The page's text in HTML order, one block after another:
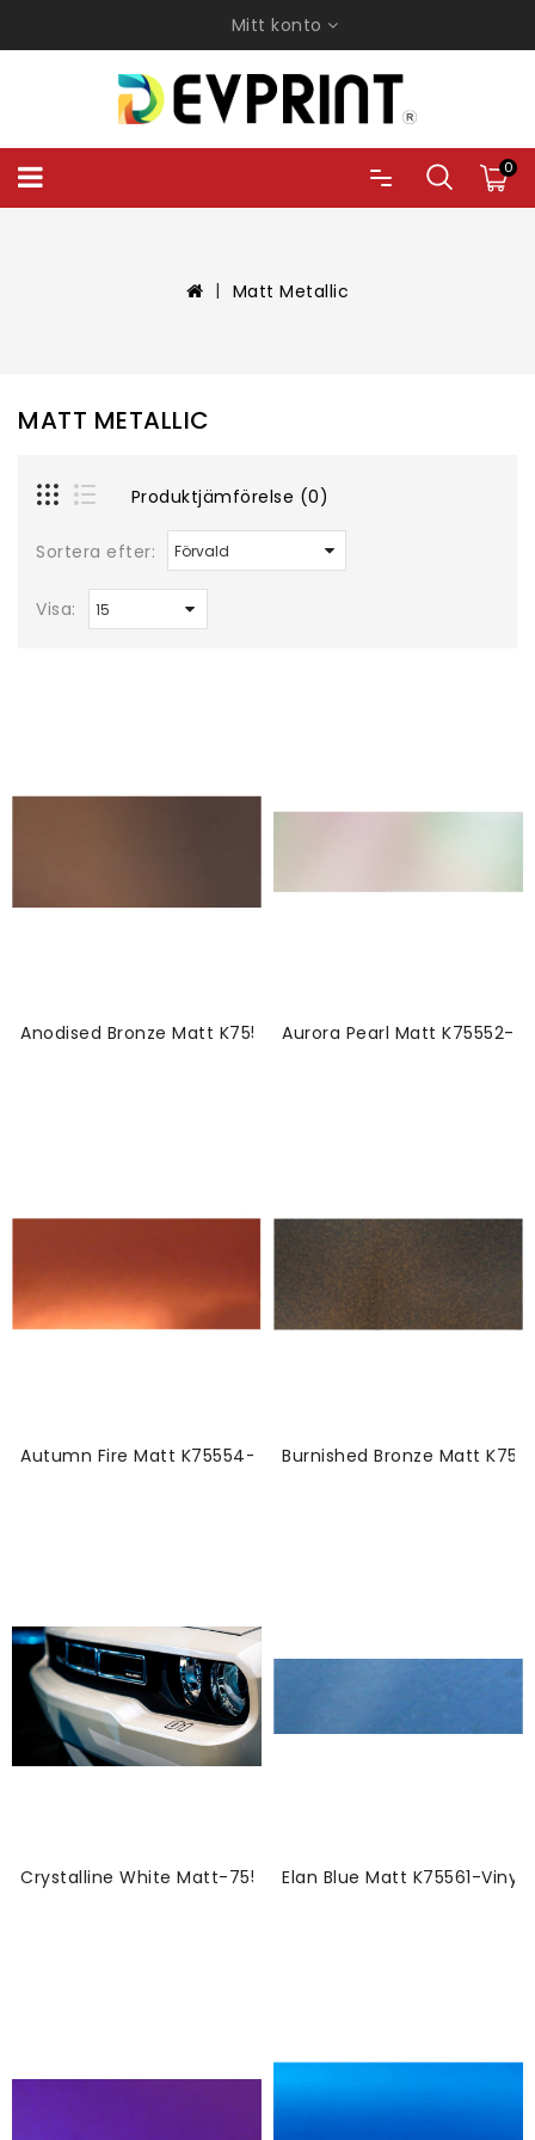
Mitt konto
0
Matt Metallic
MATT METALLIC
Produktjämförelse (0)
Sortera efter:
Visa:
Anodised Bronze Matt K75549-VinylAurora Pearl Matt K75552-
Autumn Fire Matt K75554-VinylBurnished Bronze Matt
Crystalline White Matt-75540-VinylElan Blue Matt K75561-Vinyl